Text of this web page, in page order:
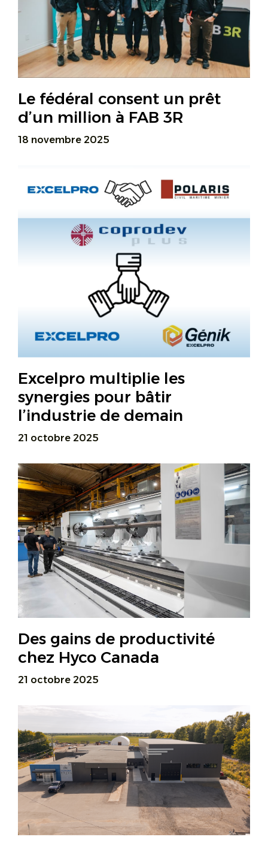
Le fédéral consent un prêt
d’un million à FAB 3R
18 novembre 2025
Excelpro multiplie les
synergies pour bâtir
l’industrie de demain
21 octobre 2025
Des gains de productivité
chez Hyco Canada
21 octobre 2025